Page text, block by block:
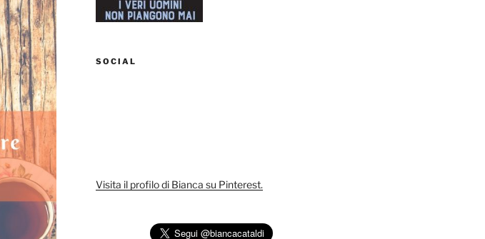
SOCIAL
Visita il profilo di Bianca su Pinterest.